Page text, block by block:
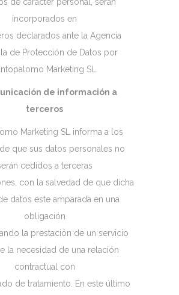
incorporados en
declarados ante la Agencia
de Protección de Datos por
Marketing SL.
de información a
terceros
Marketing SL informa a los
que sus datos personales no
cedidos a terceras
con la salvedad de que dicha
datos este amparada en una
obligación
la prestación de un servicio
la necesidad de una relación
contractual con
de tratamiento. En este último